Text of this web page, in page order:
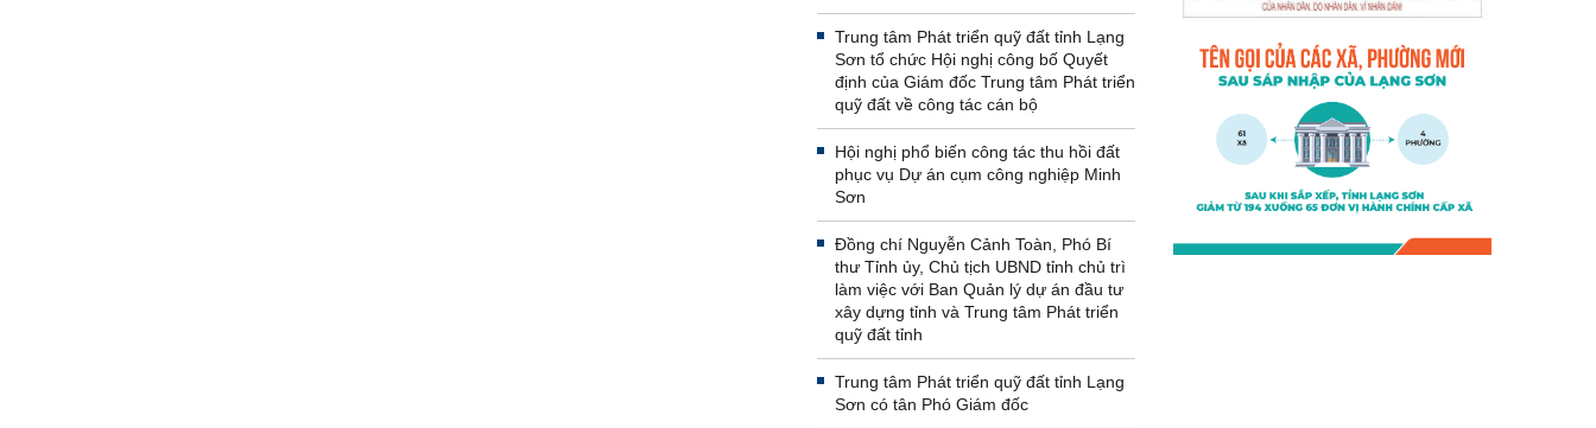
Trung tâm Phát triển quỹ đất tỉnh Lạng
Sơn tổ chức Hội nghị công bố Quyết
định của Giám đốc Trung tâm Phát triển
quỹ đất về công tác cán bộ
Hội nghị phổ biến công tác thu hồi đất
phục vụ Dự án cụm công nghiệp Minh
Sơn
Đồng chí Nguyễn Cảnh Toàn, Phó Bí
thư Tỉnh ủy, Chủ tịch UBND tỉnh chủ trì
làm việc với Ban Quản lý dự án đầu tư
xây dựng tỉnh và Trung tâm Phát triển
quỹ đất tỉnh
Trung tâm Phát triển quỹ đất tỉnh Lạng
Sơn có tân Phó Giám đốc